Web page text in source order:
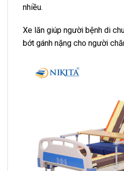
nhiều.
Xe lăn giúp người bệnh di
bớt gánh nặng cho người